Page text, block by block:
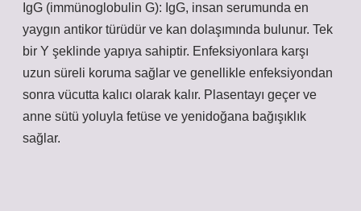
IgG (immünoglobulin G): IgG, insan serumunda en
yaygın antikor türüdür ve kan dolaşımında bulunur. Tek
bir Y şeklinde yapıya sahiptir. Enfeksiyonlara karşı
uzun süreli koruma sağlar ve genellikle enfeksiyondan
sonra vücutta kalıcı olarak kalır. Plasentayı geçer ve
anne sütü yoluyla fetüse ve yenidoğana bağışıklık
sağlar.